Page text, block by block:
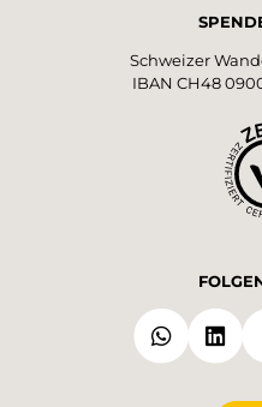
Schweizer
IBAN CH48